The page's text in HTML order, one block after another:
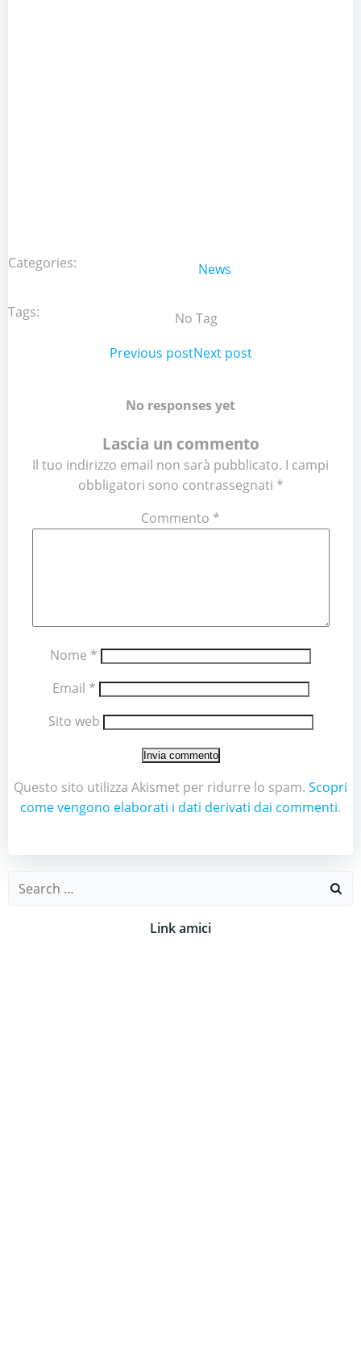
Categories: News
Tags: No Tag
Post
Previous postPost
Next post
No responses yet
Lascia un commento
Il tuo indirizzo email non sarà pubblicato. I campi
obbligatori sono contrassegnati *
Commento *
Nome *
Email *
Sito web
Questo sito utilizza Akismet per ridurre lo spam. Scopri
come vengono elaborati i dati derivati dai commenti.
Search
Link amici